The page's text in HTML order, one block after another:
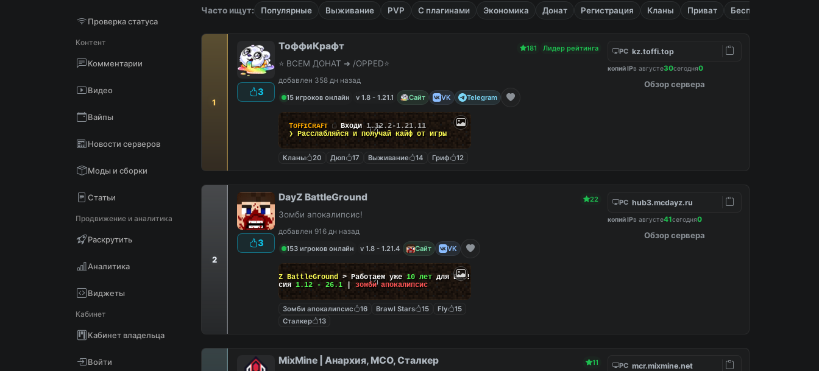
Проверка статуса
Контент
Комментарии
Видео
Вайпы
Новости серверов
Моды и сборки
Статьи
Продвижение и аналитика
Раскрутить
Аналитика
Виджеты
Кабинет
Кабинет владельца
Войти
Часто ищут: Популярные Выживание PVP С плагинами Экономика Донат Регистрация Кланы Приват Бесплатные
1
3
ТоффиКрафт 181 Лидер рейтинга
⭐ ВСЕМ ДОНАТ ➜ /OPPED⭐
добавлен 358 дн назад
15 игроков онлайн
v 1.8 - 1.21.1 Сайт VK Telegram
TᴏꜰꜰɪCʀᴀꜰᴛ ▢ Входи 1.12.2-1.21.11
❯ Расслабляйся и получай кайфот игры
Кланы 20 Дюп 17 Выживание 14 Гриф 12
PC kz.toffi.top
копий IPв августе30сегодня0
Обзор сервера
2
3
DayZ BattleGround 22
Зомби апокалипсис!
добавлен 916 дн назад
153 игроков онлайн
v 1.8 - 1.21.4 Сайт VK
DayZ BattleGround > Работаем уже 10 лет для Вас!
Версия 1.12 - 26.1 зомби апокалипсис
Зомби апокалипсис 16 Brawl Stars 15 Fly
15
Сталкер
13
PC hub3.mcdayz.ru
копий IPв августе41сегодня0
Обзор сервера
MixMine | Анархия, МСО, Сталкер 11 PC mcr.mixmine.net